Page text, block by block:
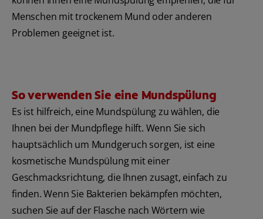
Menschen mit trockenem Mund oder anderen
Problemen geeignet ist.
So verwenden Sie eine Mundspülung
Es ist hilfreich, eine Mundspülung zu wählen, die
Ihnen bei der Mundpflege hilft. Wenn Sie sich
hauptsächlich um Mundgeruch sorgen, ist eine
kosmetische Mundspülung mit einer
Geschmacksrichtung, die Ihnen zusagt, einfach zu
finden. Wenn Sie Bakterien bekämpfen möchten,
suchen Sie auf der Flasche nach Wörtern wie